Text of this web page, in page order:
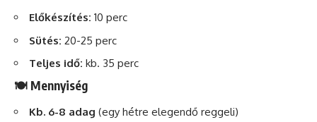
Előkészítés: 10 perc
Sütés: 20-25 perc
Teljes idő: kb. 35 perc
🍽 Mennyiség
Kb. 6-8 adag (egy hétre elegendő reggeli)